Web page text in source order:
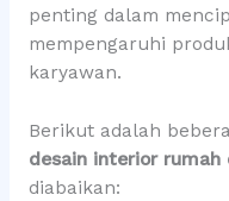
penting dalam
mempengaruhi
karyawan.
Berikut adalah
desain interior rumah
diabaikan: